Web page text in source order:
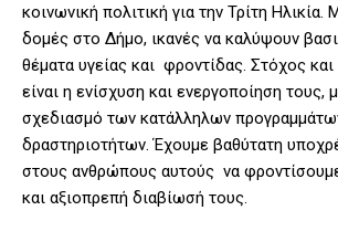
κοινωνική πολιτική για την Τρίτη
δομές στο Δήμο, ικανές να καλύψουν
θέματα υγείας και φροντίδας. Στόχος
είναι η ενίσχυση και ενεργοποίηση τους,
σχεδιασμό των κατάλληλων
δραστηριοτήτων. Έχουμε βαθύτατη
στους ανθρώπους αυτούς να
και αξιοπρεπή διαβίωσή τους.